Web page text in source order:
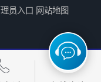
嘉定区小面积仓库，电商仓库，10平起租
员入口 网站地图